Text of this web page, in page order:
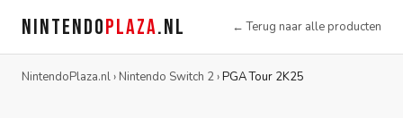
NINTENDOPLAZA.NL ← Terug naar alle producten
NintendoPlaza.nl› Nintendo Switch 2›PGA Tour 2K25